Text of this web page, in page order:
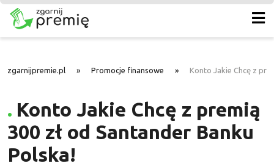
zgarnijpremie.pl » Promocje finansowe » Konto Jakie Chcę z
Konto Jakie Chcę z premią
300 zł od Santander Banku
Polska!